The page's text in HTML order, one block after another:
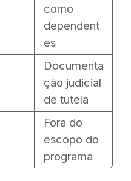
como
dependent
es
Documenta
ção judicial
de tutela
Fora do
escopo do
programa